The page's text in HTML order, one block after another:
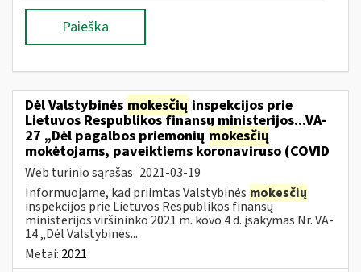
Paieška
Dėl Valstybinės mokesčių inspekcijos prie
Lietuvos Respublikos finansų ministerijos...VA-
27 „Dėl pagalbos priemonių mokesčių
mokėtojams, paveiktiems koronaviruso (COVID
Web turinio sąrašas 2021-03-19
Informuojame, kad priimtas Valstybinės mokesčių
inspekcijos prie Lietuvos Respublikos finansų
ministerijos viršininko 2021 m. kovo 4 d. įsakymas Nr. VA-
14 „Dėl Valstybinės...
Metai: 2021